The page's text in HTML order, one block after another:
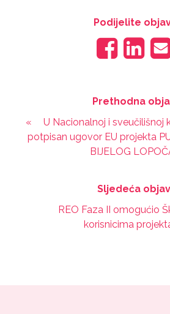
Podijelite
Prethodna
«
U Nacionalnoj i sveučilišnoj
potpisan ugovor EU projekta
BIJELOG
Sljedeća
REO Faza II omogućio
korisnicima